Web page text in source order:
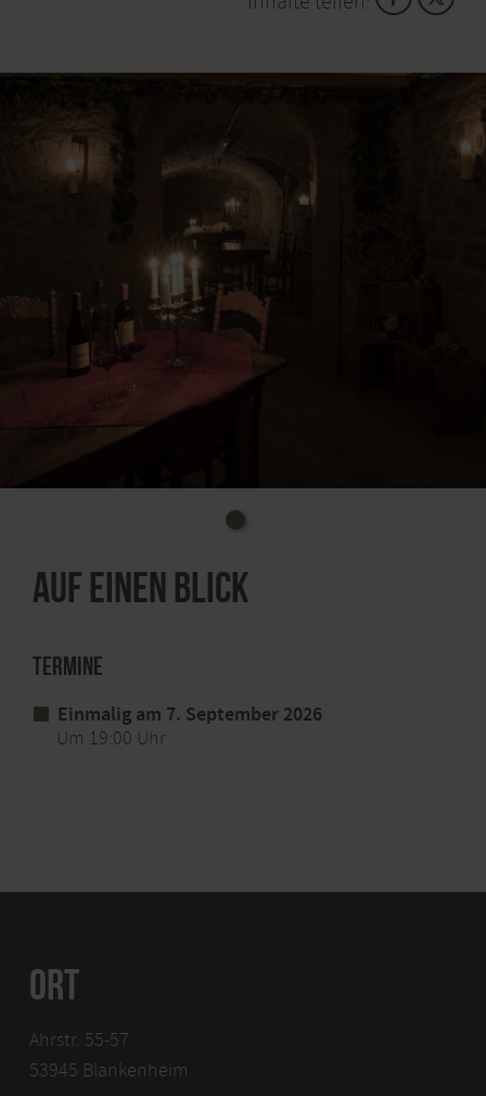
aus seinem neuesten Kurzkrimi „Ausgezapft“ aus
Gerste riecht – und nach ganz viel Heimat. Machen
Sie mit Andreas J. Schulte mit „Eifelschatten“ einen
Abstecher zum Laacher See, wo der wohl härteste
Ermittler der Eifel mit einem rätselhaften Mordfall
konfrontiert wird: Direkt am See wird ein Mann
erschlagen aufgefunden, sein Wohnmobil auf dem
Campingplatz Pönterbach verwüstet. Die
Privatdetektive Paul David und Linda Becking stoßen
bei ihren Ermittlungen auf die Spur eines britischen
Bombers, der 1942 im See versank – samt wertvoller
Fracht..
Gemeinde Blankenheim
53945 Blankenheim
Kosten: 12€ (inkl. Begrüßungsgetränk)
Ort: Blankenheim, Gewölbekeller im Museumscafé,
regional.de/nordeifel-mordeifel oder in der Tourist-
Information Blankenheim, Ahrstr. 55-57
Auf einen Blick
Termine
Einmalig am 7. September 2026
Um 19:00 Uhr
ORT
Ahrstr. 55-57
53945 Blankenheim